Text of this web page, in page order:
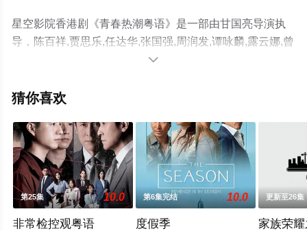
星空影院香港剧《青春热潮粤语》是一部由甘国亮导演执
导，陈百祥,贾思乐,任达华,张国强,周润发,谭咏麟,露云娜,曾
庆瑜,黄杏秀,缪骞人,查宁,甘国亮等演员精彩演绎的香港电
删减完整版电视剧全集就上星空影视，更多相关信息可移

猜你喜欢
第25集 10.0
非常检控观粤语
第6集完结 10.0
度假季
更新至26集
家族荣